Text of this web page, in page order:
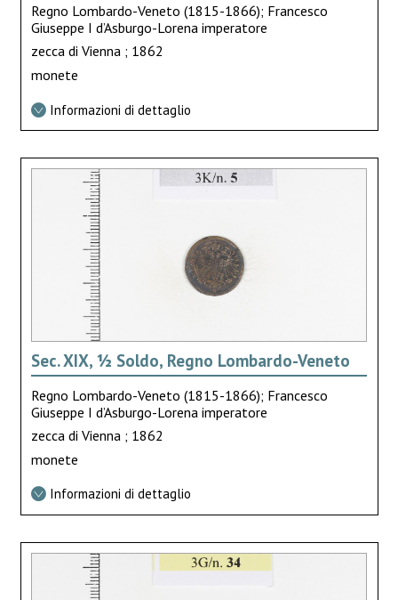
Regno Lombardo-Veneto (1815-1866); Francesco
Giuseppe I d’Asburgo-Lorena imperatore
zecca di Vienna ; 1862
monete
Informazioni di dettaglio
Sec. XIX, ½ Soldo, Regno Lombardo-Veneto
Regno Lombardo-Veneto (1815-1866); Francesco
Giuseppe I d’Asburgo-Lorena imperatore
zecca di Vienna ; 1862
monete
Informazioni di dettaglio